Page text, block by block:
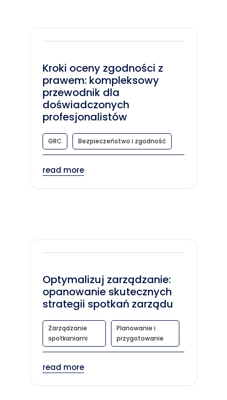
Kroki oceny zgodności z
prawem: kompleksowy
przewodnik dla
doświadczonych
profesjonalistów
GRC Bezpieczeństwo i zgodność
read more
Optymalizuj zarządzanie:
opanowanie skutecznych
strategii spotkań zarządu
Zarządzanie
spotkaniami
Planowanie i
przygotowanie
read more